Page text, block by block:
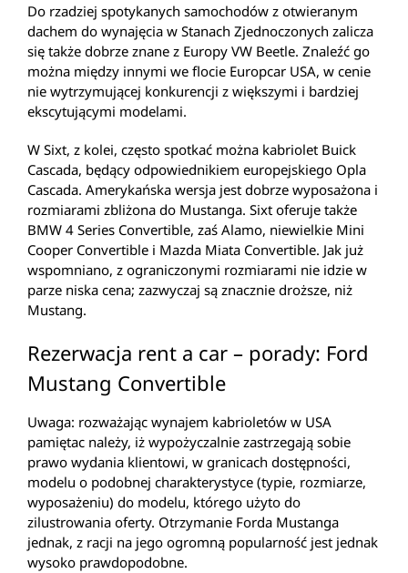
Do rzadziej spotykanych samochodów z otwieranym
dachem do wynajęcia w Stanach Zjednoczonych zalicza
się także dobrze znane z Europy VW Beetle. Znaleźć go
można między innymi we flocie Europcar USA, w cenie
nie wytrzymującej konkurencji z większymi i bardziej
ekscytującymi modelami.
W Sixt, z kolei, często spotkać można kabriolet Buick
Cascada, będący odpowiednikiem europejskiego Opla
Cascada. Amerykańska wersja jest dobrze wyposażona i
rozmiarami zbliżona do Mustanga. Sixt oferuje także
BMW 4 Series Convertible, zaś Alamo, niewielkie Mini
Cooper Convertible i Mazda Miata Convertible. Jak już
wspomniano, z ograniczonymi rozmiarami nie idzie w
parze niska cena; zazwyczaj są znacznie droższe, niż
Mustang.
Rezerwacja rent a car – porady: Ford
Mustang Convertible
Uwaga: rozważając wynajem kabrioletów w USA
pamiętac należy, iż wypożyczalnie zastrzegają sobie
prawo wydania klientowi, w granicach dostępności,
modelu o podobnej charakterystyce (typie, rozmiarze,
wyposażeniu) do modelu, którego użyto do
zilustrowania oferty. Otrzymanie Forda Mustanga
jednak, z racji na jego ogromną popularność jest jednak
wysoko prawdopodobne.